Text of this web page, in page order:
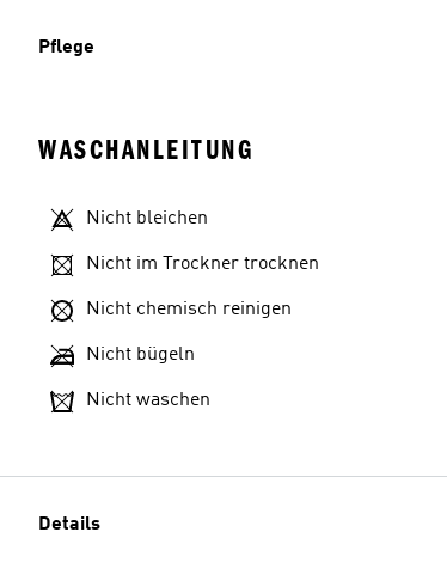
Pflege
WASCHANLEITUNG
Nicht bleichen
Nicht im Trockner trocknen
Nicht chemisch reinigen
Nicht bügeln
Nicht waschen
Details